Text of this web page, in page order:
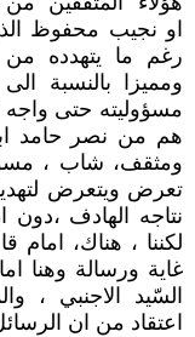
او نجيب محفوظ
رغم ما يتهدده
ومميزا بالنسبة
مسؤوليته حتى
هم من نصر حامد
ومثقف، شاب ،
تعرض ويتعرض
نتاجه الهادف
لكننا ، هناك،
غاية ورسالة وهنا
السّيد الاجنبي ،
اعتقاد من ان